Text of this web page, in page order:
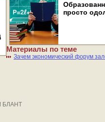
просто
Материалы по теме
Зачем экономический форум
БЛАНТ